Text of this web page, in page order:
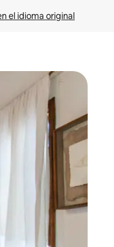
el idioma original
el tacto o desliza el dedo.